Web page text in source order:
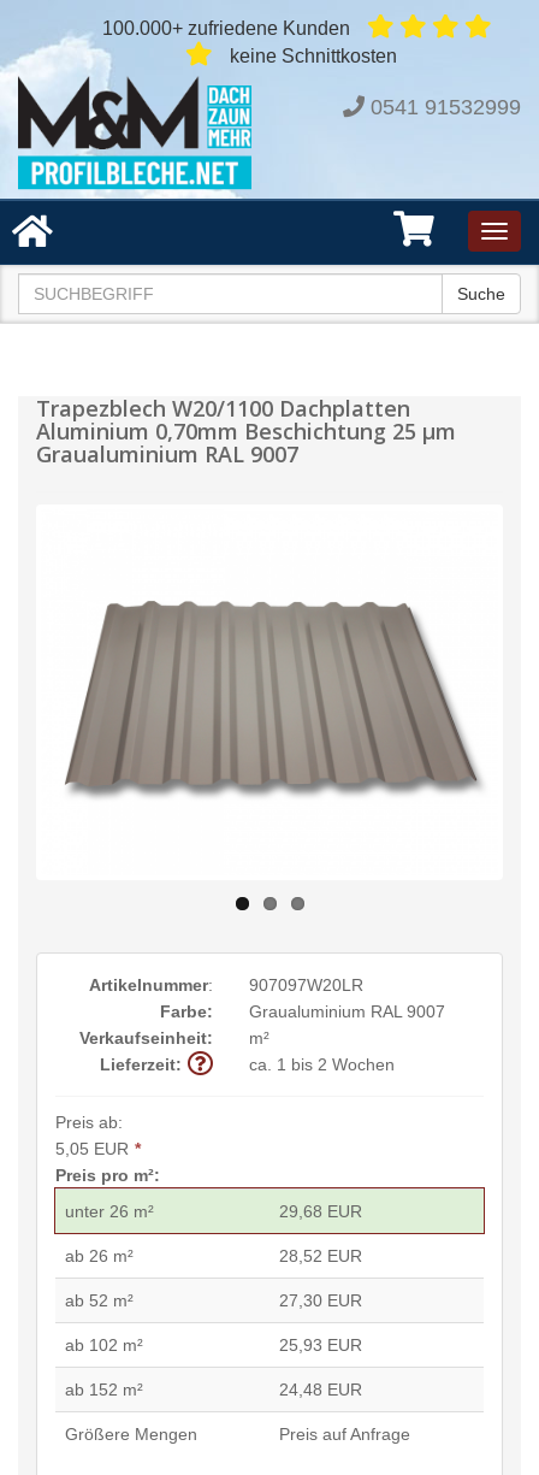
100.000+ zufriedene Kunden
keine Schnittkosten
0541 91532999
Suche
Trapezblech W20/1100 Dachplatten
Aluminium 0,70mm Beschichtung 25 µm
Graualuminium RAL 9007
Artikelnummer:
907097W20LR
Farbe:
Graualuminium RAL 9007
Verkaufseinheit:
m²
Lieferzeit:
ca. 1 bis 2 Wochen
Preis ab:
5,05 EUR *
Preis pro m²:
unter 26 m²
29,68 EUR
ab 26 m² 28,52 EUR
ab 52 m² 27,30 EUR
ab 102 m² 25,93 EUR
ab 152 m² 24,48 EUR
Größere Mengen Preis auf Anfrage